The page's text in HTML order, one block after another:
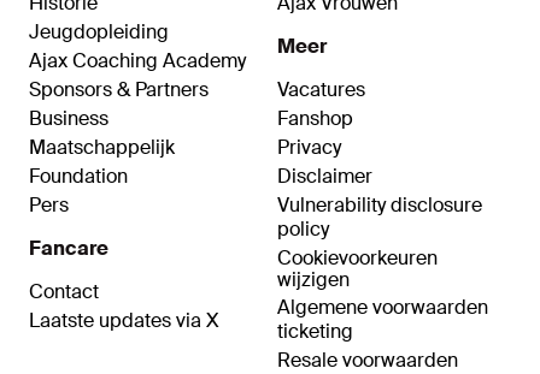
Jeugdopleiding
Ajax Coaching Academy
Sponsors & Partners
Business
Maatschappelijk
Foundation
Pers
Fancare
Contact
Laatste updates via X
Meer
Vacatures
Fanshop
Privacy
Disclaimer
Vulnerability disclosure
policy
Cookievoorkeuren
wijzigen
Algemene voorwaarden
ticketing
Resale voorwaarden